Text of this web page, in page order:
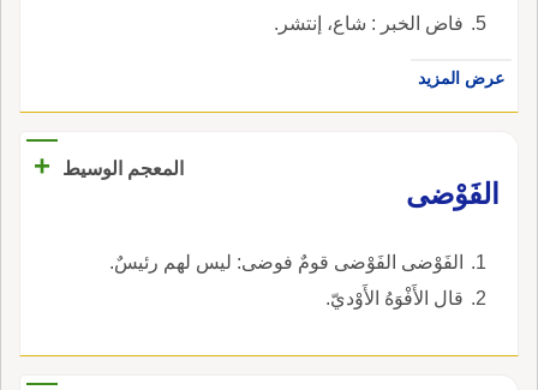
فاض الخبر : شاع، إنتشر.
عرض المزيد
المعجم الوسيط
+
الفَوْضى
الفَوْضى الفَوْضى قومٌ فوضى: ليس لهم رئيسٌ.
قال الأَفْوَهُ الأَوْديّ.